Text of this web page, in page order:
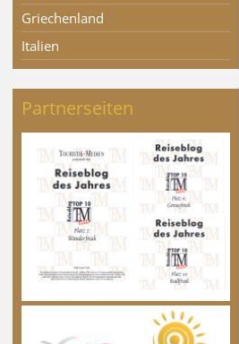
Griechenland
Italien
Partnerseiten